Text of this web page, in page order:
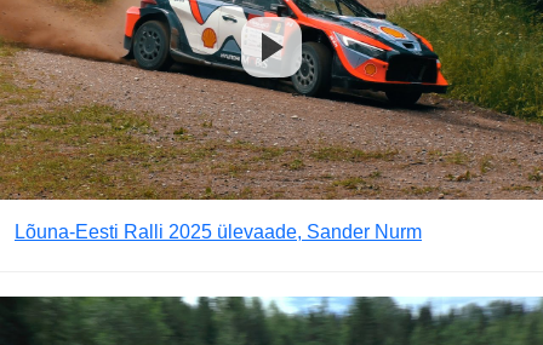
Lõuna-Eesti Ralli 2025 ülevaade, Sander Nurm